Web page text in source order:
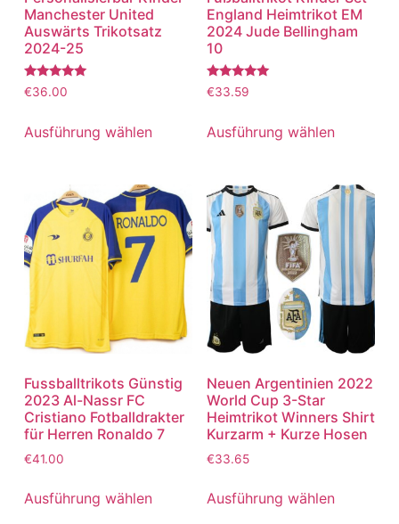
Manchester United
Auswärts Trikotsatz
2024-25
Bewertet
mit
€36.00
Ausführung wählen
England Heimtrikot EM
2024 Jude Bellingham
10
Bewertet
mit
€33.59
Ausführung wählen
Fussballtrikots Günstig
2023 Al-Nassr FC
Cristiano Fotballdrakter
für Herren Ronaldo 7
€41.00
Ausführung wählen
Neuen Argentinien 2022
World Cup 3-Star
Heimtrikot Winners Shirt
Kurzarm + Kurze Hosen
€33.65
Ausführung wählen